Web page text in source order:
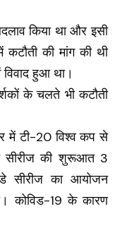
किया था और इसी
कटौती की मांग की थी
हुआ था।
के चलते भी कटौती
में टी-20 विश्व कप से
सीरीज की शुरूआत 3
सीरीज का आयोजन
कोविड-19 के कारण